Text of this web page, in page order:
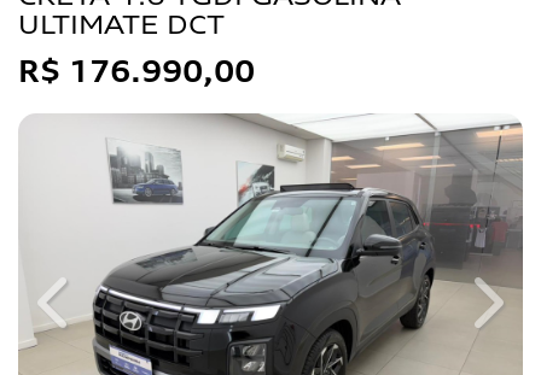
ULTIMATE DCT
R$ 176.990,00
Previous Next